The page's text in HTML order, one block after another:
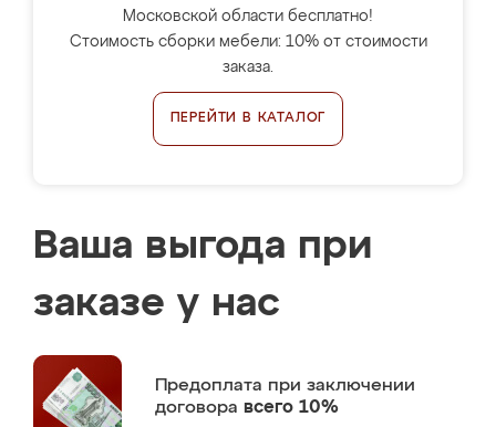
Московской области бесплатно!
Стоимость сборки мебели: 10% от стоимости
заказа.
ПЕРЕЙТИ В КАТАЛОГ
Ваша выгода при
заказе у нас
Предоплата при заключении
договора всего 10%